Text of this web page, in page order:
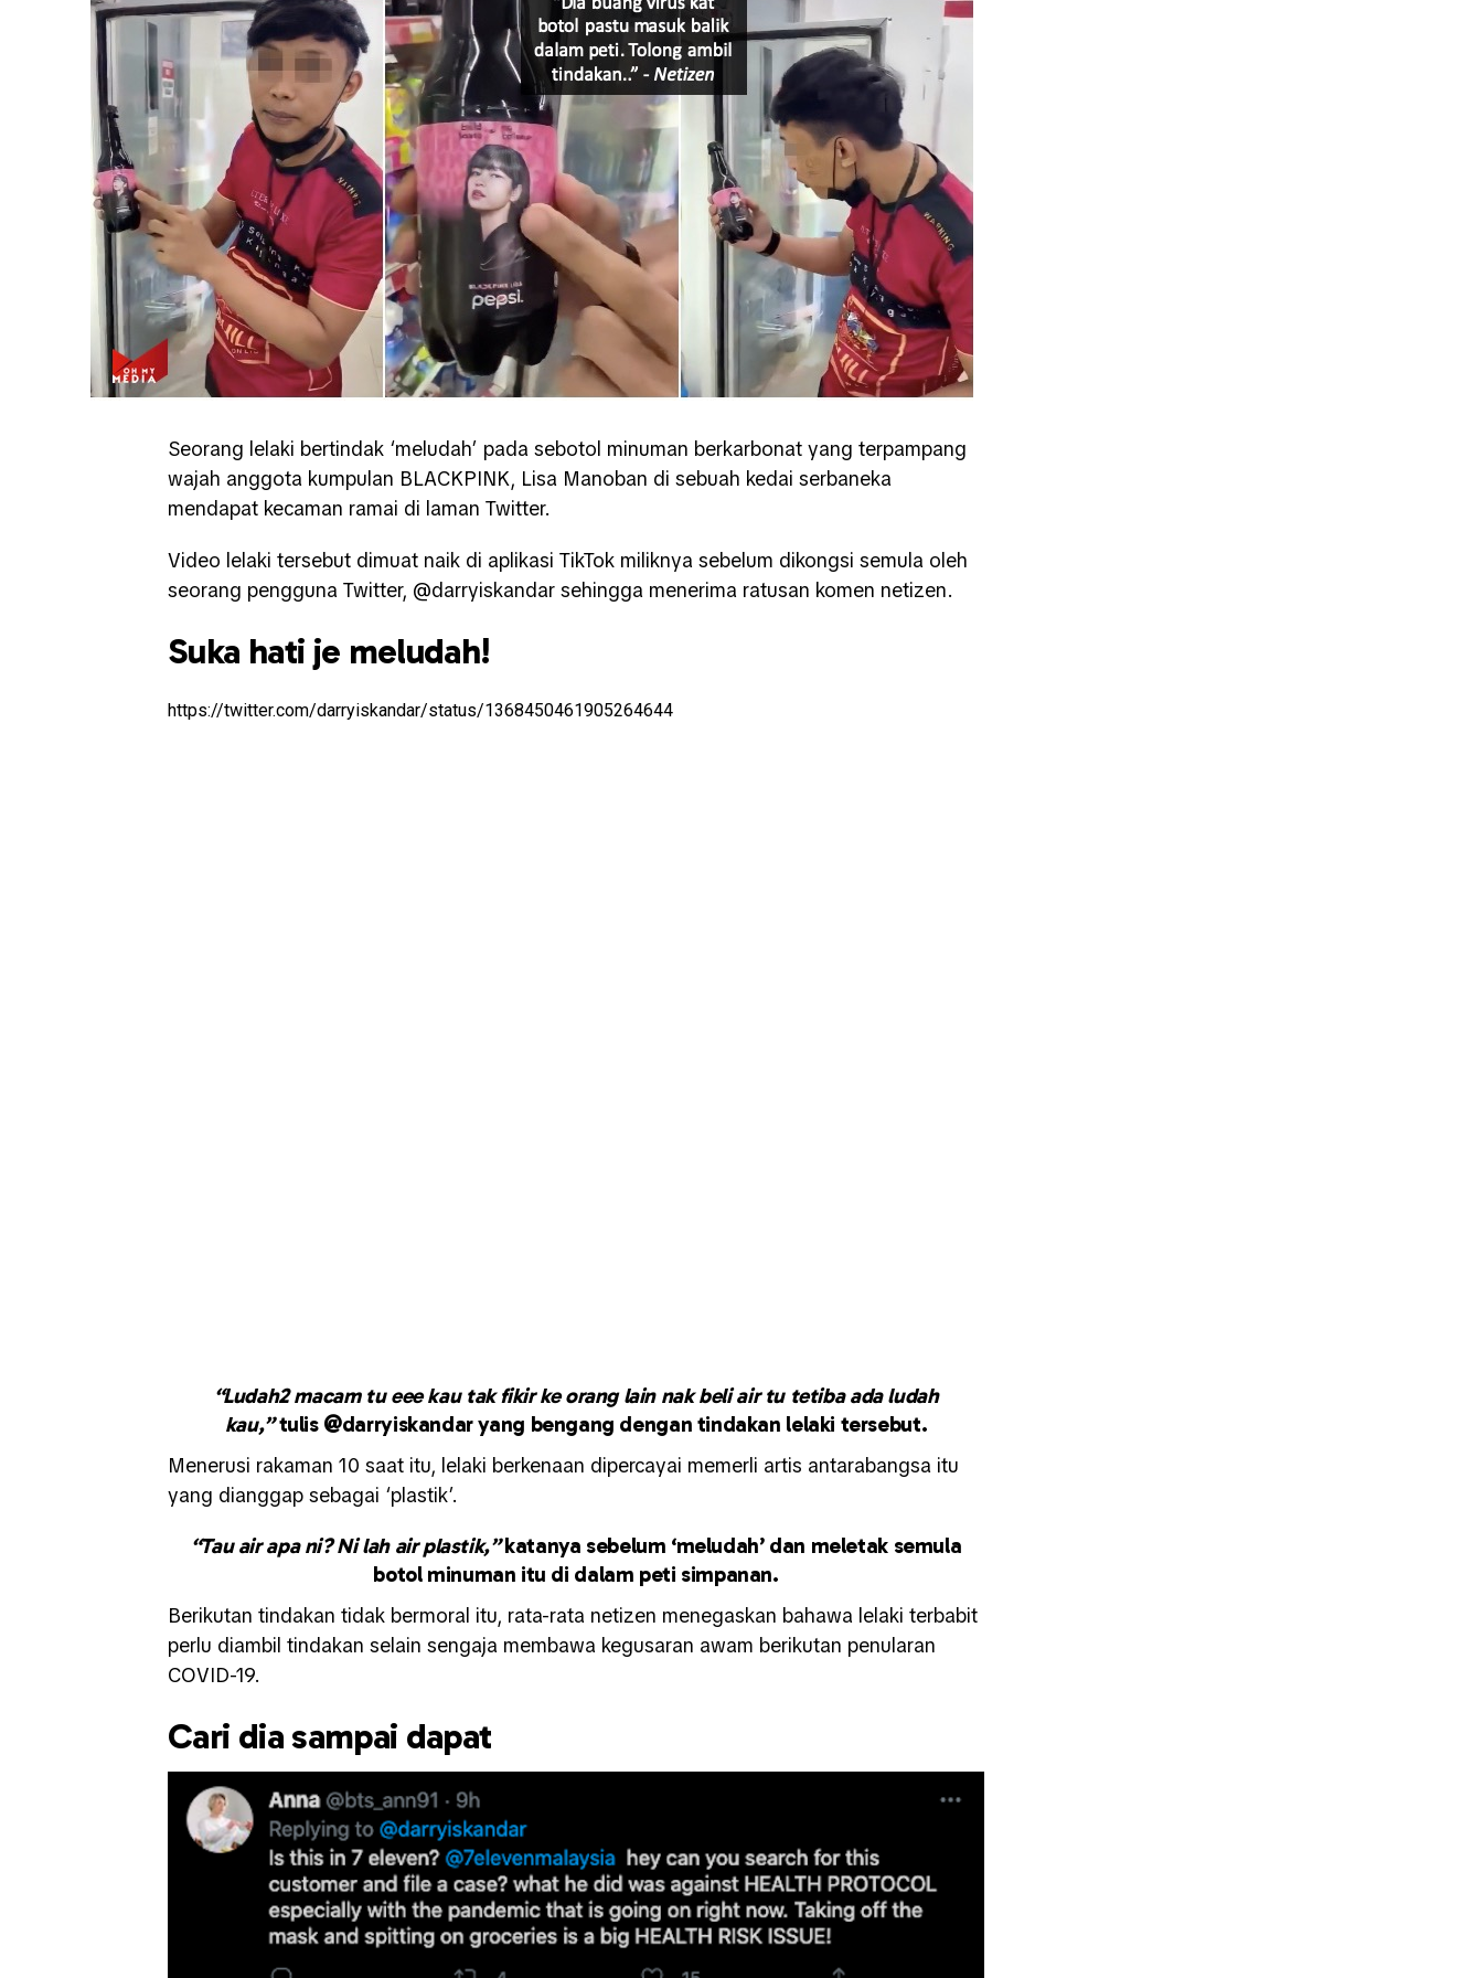
Seorang lelaki bertindak ‘meludah’ pada sebotol minuman berkarbonat yang terpampang
wajah anggota kumpulan BLACKPINK, Lisa Manoban di sebuah kedai serbaneka
mendapat kecaman ramai di laman Twitter.
Video lelaki tersebut dimuat naik di aplikasi TikTok miliknya sebelum dikongsi semula oleh
seorang pengguna Twitter, @darryiskandar sehingga menerima ratusan komen netizen.
Suka hati je meludah!
https://twitter.com/darryiskandar/status/1368450461905264644
“Ludah2 macam tu eee kau tak fikir ke orang lain nak beli air tu tetiba ada ludah
kau,”tulis @darryiskandar yang bengang dengan tindakan lelaki tersebut.
Menerusi rakaman 10 saat itu, lelaki berkenaan dipercayai memerli artis antarabangsa itu
yang dianggap sebagai ‘plastik’.
“Tau air apa ni? Ni lah air plastik,”katanya sebelum ‘meludah’ dan meletak semula
botol minuman itu di dalam peti simpanan.
Berikutan tindakan tidak bermoral itu, rata-rata netizen menegaskan bahawa lelaki terbabit
perlu diambil tindakan selain sengaja membawa kegusaran awam berikutan penularan
COVID-19.
Cari dia sampai dapat